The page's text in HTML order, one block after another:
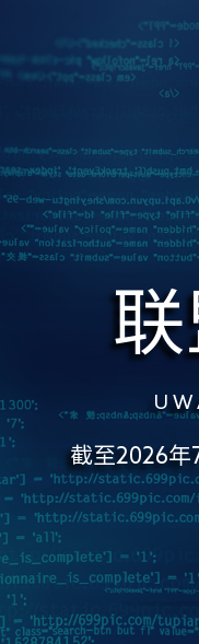
U
截至2026年